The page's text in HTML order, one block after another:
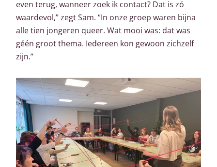
even terug, wanneer zoek ik contact? Dat is zó
waardevol,” zegt Sam. “In onze groep waren bijna
alle tien jongeren queer. Wat mooi was: dat was
géén groot thema. Iedereen kon gewoon zichzelf
zijn.”